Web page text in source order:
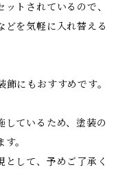
トされているので、
どを気軽に入れ替える
にもおすすめです。
しているため、塗装の
。
して、予めご了承く